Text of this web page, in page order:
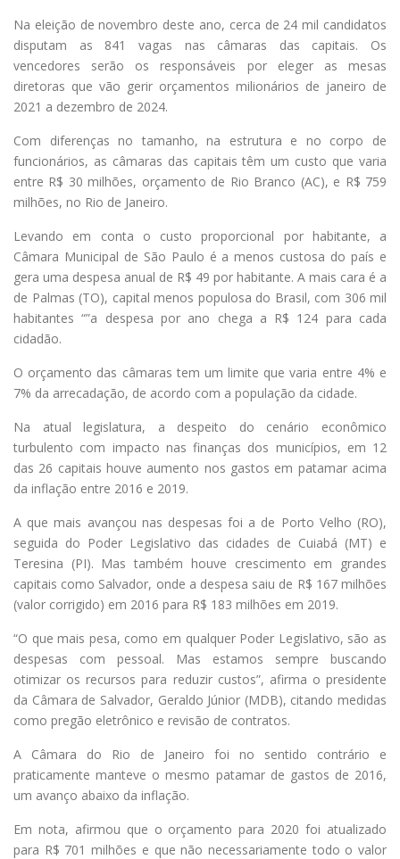
Na eleição de novembro deste ano, cerca de 24 mil candidatos
disputam as 841 vagas nas câmaras das capitais. Os
vencedores serão os responsáveis por eleger as mesas
diretoras que vão gerir orçamentos milionários de janeiro de
2021 a dezembro de 2024.
Com diferenças no tamanho, na estrutura e no corpo de
funcionários, as câmaras das capitais têm um custo que varia
entre R$ 30 milhões, orçamento de Rio Branco (AC), e R$ 759
milhões, no Rio de Janeiro.
Levando em conta o custo proporcional por habitante, a
Câmara Municipal de São Paulo é a menos custosa do país e
gera uma despesa anual de R$ 49 por habitante. A mais cara é a
de Palmas (TO), capital menos populosa do Brasil, com 306 mil
habitantes “”a despesa por ano chega a R$ 124 para cada
cidadão.
O orçamento das câmaras tem um limite que varia entre 4% e
7% da arrecadação, de acordo com a população da cidade.
Na atual legislatura, a despeito do cenário econômico
turbulento com impacto nas finanças dos municípios, em 12
das 26 capitais houve aumento nos gastos em patamar acima
da inflação entre 2016 e 2019.
A que mais avançou nas despesas foi a de Porto Velho (RO),
seguida do Poder Legislativo das cidades de Cuiabá (MT) e
Teresina (PI). Mas também houve crescimento em grandes
capitais como Salvador, onde a despesa saiu de R$ 167 milhões
(valor corrigido) em 2016 para R$ 183 milhões em 2019.
“O que mais pesa, como em qualquer Poder Legislativo, são as
despesas com pessoal. Mas estamos sempre buscando
otimizar os recursos para reduzir custos”, afirma o presidente
da Câmara de Salvador, Geraldo Júnior (MDB), citando medidas
como pregão eletrônico e revisão de contratos.
A Câmara do Rio de Janeiro foi no sentido contrário e
praticamente manteve o mesmo patamar de gastos de 2016,
um avanço abaixo da inflação.
Em nota, afirmou que o orçamento para 2020 foi atualizado
para R$ 701 milhões e que não necessariamente todo o valor